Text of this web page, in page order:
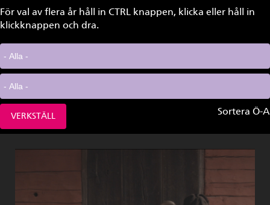
Du är här
För val av flera år håll in CTRL knappen, klicka eller håll in
klickknappen och dra.
Sortera Ö-A